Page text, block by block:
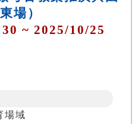
場）
~ 2025/10/25
場域